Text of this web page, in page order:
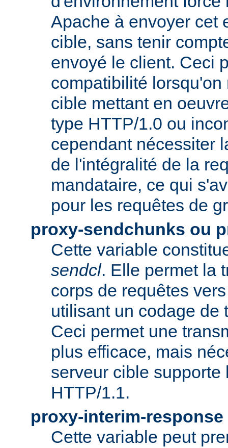
Apache à envoyer cet
cible, sans tenir
envoyé le client. Ceci
compatibilité
cible mettant en
type HTTP/1.0 ou
cependant nécessiter
de l'intégralité de la
mandataire, ce qui
pour les requêtes de
proxy-sendchunks ou
Cette variable
sendcl. Elle permet la
corps de requêtes
utilisant un codage de
Ceci permet une
plus efficace, mais
serveur cible supporte
HTTP/1.1.
proxy-interim-response
Cette variable peut